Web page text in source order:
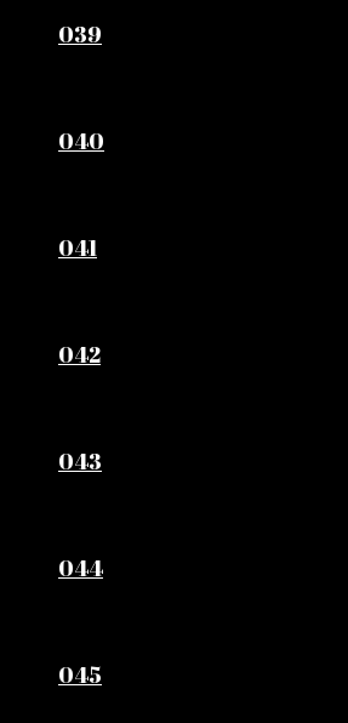
039
040
041
042
043
044
045